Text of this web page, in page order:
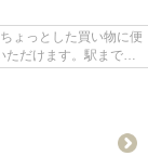
ょっとした買い物に便
ただけます。駅まで徒